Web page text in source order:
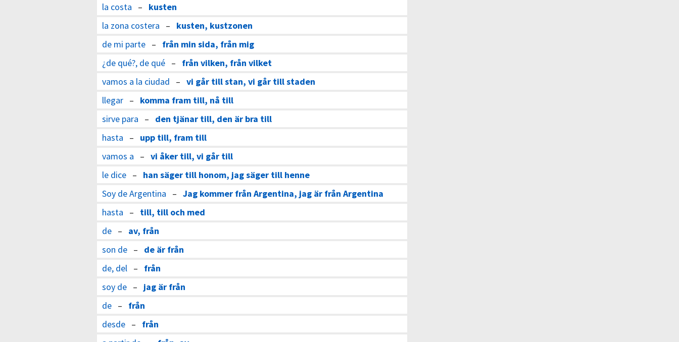
la costa – kusten
la zona costera – kusten, kustzonen
de mi parte – från min sida, från mig
¿de qué?, de qué – från vilken, från vilket
vamos a la ciudad – vi går till stan, vi går till staden
llegar – komma fram till, nå till
sirve para – den tjänar till, den är bra till
hasta – upp till, fram till
vamos a – vi åker till, vi går till
le dice – han säger till honom, jag säger till henne
Soy de Argentina – Jag kommer från Argentina, jag är från Argentina
hasta – till, till och med
de – av, från
son de – de är från
de, del – från
soy de – jag är från
de – från
desde – från